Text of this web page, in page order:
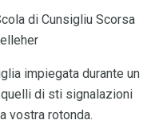
di Cunsigliu Scorsa
impiegata durante un
di sti signalazioni
vostra rotonda.